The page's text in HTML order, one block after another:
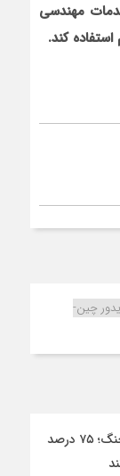
مهندسی
کند.
چین-
شناختیک| ۸۶ درصد مهاجران حامی ایران در جنگ؛ ۷۵ درصد